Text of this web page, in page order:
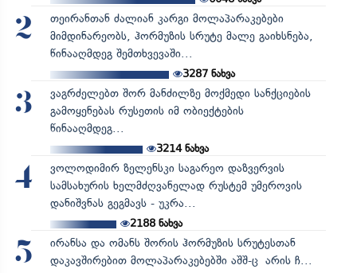
2
თეირანთან ძალიან კარგი მოლაპარაკებები
მიმდინარეობს, ჰორმუზის სრუტე მალე გაიხსნება,
წინააღმდეგ შემთხვევაში...
3287ნახვა
3
ვაგრძელებთ შორ მანძილზე მოქმედი სანქციების
გამოყენებას რუსეთის იმ ობიექტების
წინააღმდეგ...
3214ნახვა
4
ვოლოდიმირ ზელენსკი საგარეო დაზვერვის
სამსახურის ხელმძღვანელად რუსტემ უმეროვის
დანიშვნას გეგმავს - უკრა...
2188ნახვა
5
ირანსა და ომანს შორის ჰორმუზის სრუტესთან
დაკავშირებით მოლაპარაკებებში აშშ-ც არის ჩ...